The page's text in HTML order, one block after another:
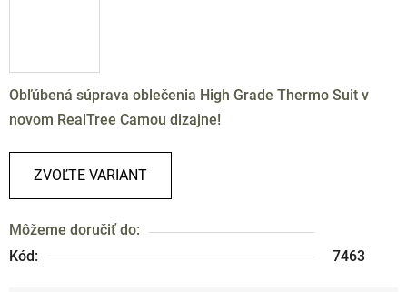
Obľúbená súprava oblečenia High Grade Thermo Suit v
novom RealTree Camou dizajne!
ZVOĽTE VARIANT
Môžeme doručiť do:
Kód:
7463